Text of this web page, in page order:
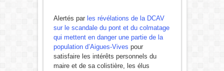
Alertés par les révélations de la DCAV
sur le scandale du pont et du colmatage
qui mettent en danger une partie de la
population d’Aigues-Vives pour
satisfaire les intérêts personnels du
maire et de sa colistière, les élus